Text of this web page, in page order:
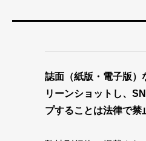
誌面（紙版・電子版）
リーンショットし、
プすることは法律で禁